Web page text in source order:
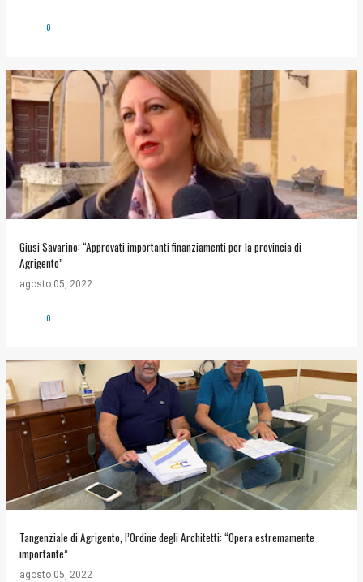
0
Giusi Savarino: “Approvati importanti finanziamenti per la provincia di
Agrigento”
agosto 05, 2022
0
Tangenziale di Agrigento, l’Ordine degli Architetti: “Opera estremamente
importante”
agosto 05, 2022